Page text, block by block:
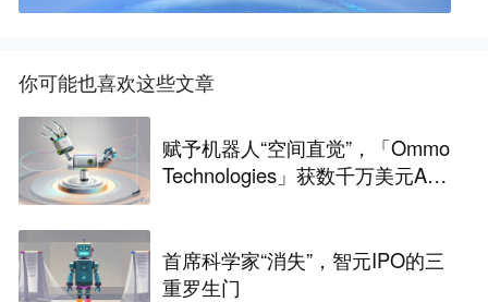
你可能也喜欢这些文章
赋予机器人“空间直觉”，「Ommo
Technologies」获数千万美元A轮
首席科学家“消失”，智元IPO的三
重罗生门